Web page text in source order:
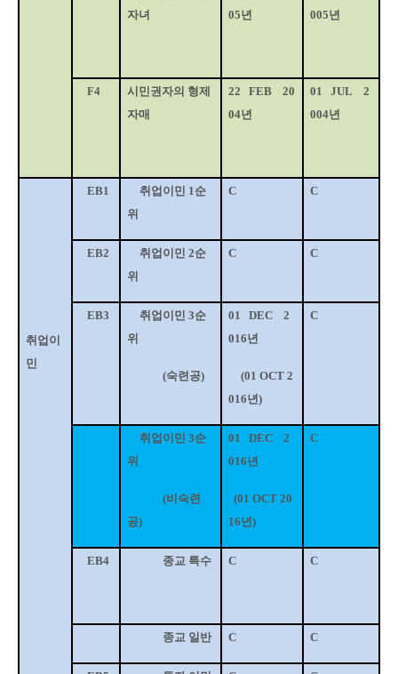
자녀
05년
005년
F4
시민권자의 형제
자매
22 FEB
20
04년
01 JUL
2
004년
취업이
민
EB1 취업이민 1순
위
C C
EB2 취업이민 2순
위
C C
EB3 취업이민 3순
위
(숙련공)
01 DEC
2
016년
(01 OCT 2
016년)
C
취업이민 3순
위
(비숙련
공)
01 DEC
2
016년
(01 OCT 20
16년)
C
EB4 종교 특수 C C
종교 일반 C C